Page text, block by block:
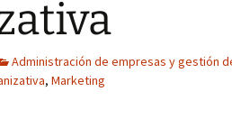
Administración de empresas y gestión
, Marketing